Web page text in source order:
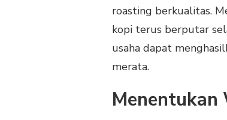
roasting berkualitas.
kopi terus berputar
usaha dapat
merata.
Menentukan